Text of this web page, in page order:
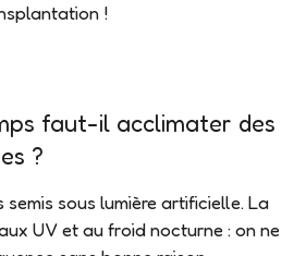
!
faut-il acclimater des
?
sous lumière artificielle. La
UV et au froid nocturne : on ne